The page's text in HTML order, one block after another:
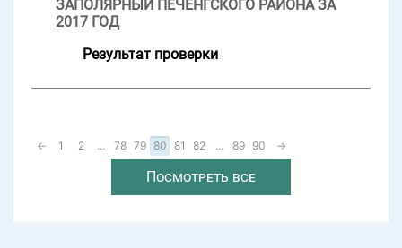
ЗАПОЛЯРНЫЙ ПЕЧЕНГСКОГО РАЙОНА ЗА
2017 ГОД
Результат проверки
← 1 2 ... 78 79 80 81 82 ... 89 90 →
Посмотреть все